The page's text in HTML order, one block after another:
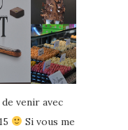
venir avec
Si vous me